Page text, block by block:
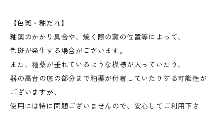
【色斑・釉だれ】
釉薬のかかり具合や、焼く際の窯の位置等によって、
色斑が発生する場合がございます。
また、釉薬が垂れているような模様が入っていたり、
器の高台の底の部分まで釉薬が付着していたりする可能性が
ございますが、
使用には特に問題ございませんので、安心してご利用下さ